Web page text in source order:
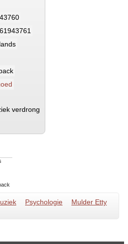
verdrong
Psychologie
Mulder Etty